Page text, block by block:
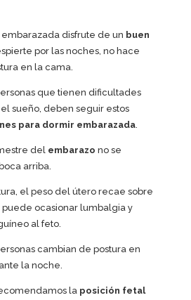
disfrute de un buen
por las noches, no hace
en la cama.
que tienen dificultades
sueño, deben seguir estos
para dormir embarazada.
del embarazo no se
arriba.
el peso del útero recae sobre
ocasionar lumbalgia y
al feto.
cambian de postura en
la noche.
la posición fetal